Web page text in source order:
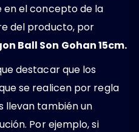
el concepto de la
del producto, por
Ball Son Gohan 15cm.
destacar que los
se realicen por regla
llevan también un
Por ejemplo, si